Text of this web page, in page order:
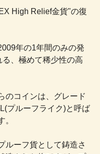
High Relief金貨"の復
年の1年間のみの発
、極めて稀少性の高
のコインは、グレード
プルーフライク)と呼ば
。
ルーフ貨として鋳造さ